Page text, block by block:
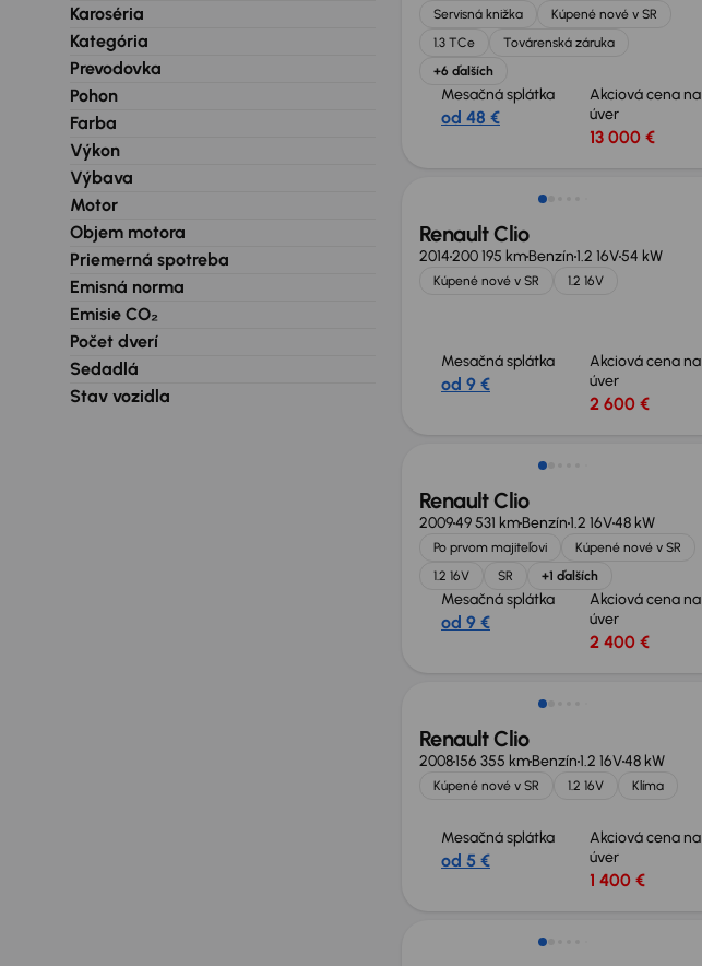
Karoséria
Kategória
Prevodovka
Pohon
Farba
Výkon
Výbava
Motor
Objem motora
Priemerná spotreba
Emisná norma
Emisie CO₂
Počet dverí
Sedadlá
Stav vozidla
Servisná knižka
Kúpené nové v SR
1.3 TCe
Továrenská záruka
+6 ďalších
Mesačná splátka
od 48 €
Akciová cena na
úver
13 000 €
Renault Clio
2014200 195 kmBenzín1.2 16V54 kW
Kúpené nové v SR 1.2 16V
Mesačná splátka
od 9 €
Akciová cena na
úver
2 600 €
Renault Clio
200949 531 kmBenzín1.2 16V48 kW
Po prvom majiteľovi
Kúpené nové v SR
1.2 16V
SR +1 ďalších
Mesačná splátka
od 9 €
Akciová cena na
úver
2 400 €
Renault Clio
2008156 355 kmBenzín1.2 16V48 kW
Kúpené nové v SR 1.2 16V Klíma
Mesačná splátka
od 5 €
Akciová cena na
úver
1 400 €